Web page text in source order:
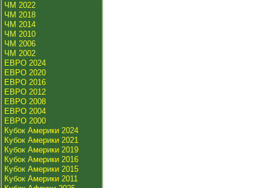
ЧМ 2022
ЧМ 2018
ЧМ 2014
ЧМ 2010
ЧМ 2006
ЧМ 2002
ЕВРО 2024
ЕВРО 2020
ЕВРО 2016
ЕВРО 2012
ЕВРО 2008
ЕВРО 2004
ЕВРО 2000
Кубок Америки 2024
Кубок Америки 2021
Кубок Америки 2019
Кубок Америки 2016
Кубок Америки 2015
Кубок Америки 2011